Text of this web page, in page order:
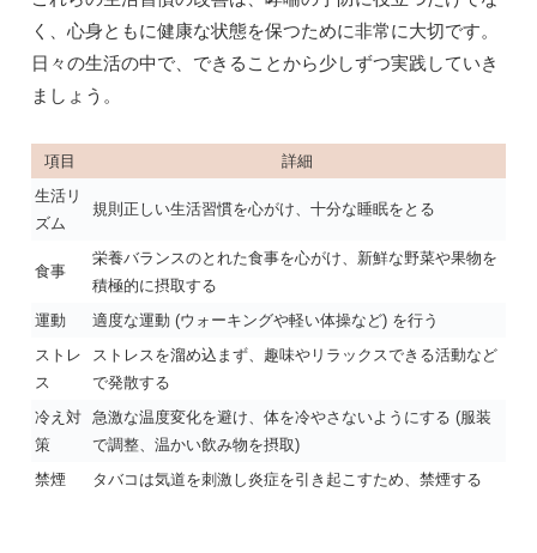
く、心身ともに健康な状態を保つために非常に大切です。
日々の生活の中で、できることから少しずつ実践していき
ましょう。
項目
詳細
生活リ
ズム
規則正しい生活習慣を心がけ、十分な睡眠をとる
食事
栄養バランスのとれた食事を心がけ、新鮮な野菜や果物を
積極的に摂取する
運動
適度な運動 (ウォーキングや軽い体操など) を行う
ストレ
ス
ストレスを溜め込まず、趣味やリラックスできる活動など
で発散する
冷え対
策
急激な温度変化を避け、体を冷やさないようにする (服装
で調整、温かい飲み物を摂取)
禁煙
タバコは気道を刺激し炎症を引き起こすため、禁煙する